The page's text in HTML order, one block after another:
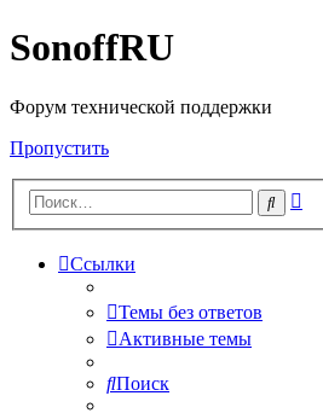
SonoffRU
Форум технической поддержки
Пропустить
Поиск
Ссылки
Темы без ответов
Активные темы
Поиск